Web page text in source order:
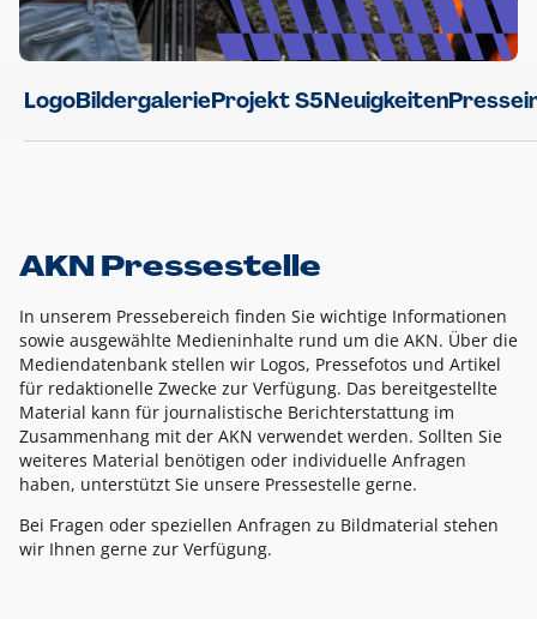
LogoBildergalerieProjekt S5Neuigkeiten
AKN Pressestelle
In unserem Pressebereich finden Sie wichtige Informationen
sowie ausgewählte Medieninhalte rund um die AKN. Über die
Mediendatenbank stellen wir Logos, Pressefotos und Artikel
für redaktionelle Zwecke zur Verfügung. Das bereitgestellte
Material kann für journalistische Berichterstattung im
Zusammenhang mit der AKN verwendet werden. Sollten Sie
weiteres Material benötigen oder individuelle Anfragen
haben, unterstützt Sie unsere Pressestelle gerne.
Bei Fragen oder speziellen Anfragen zu Bildmaterial stehen
wir Ihnen gerne zur Verfügung.